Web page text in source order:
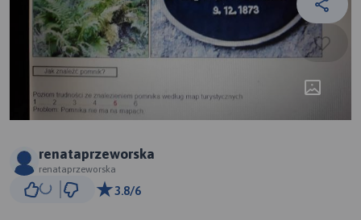
renataprzeworska
renataprzeworska
3.8/6